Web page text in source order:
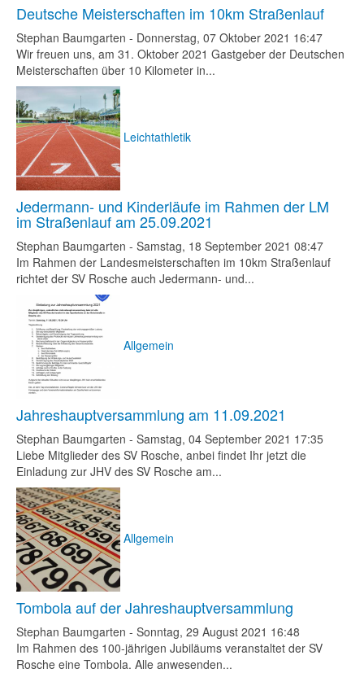
Deutsche Meisterschaften im 10km Straßenlauf
Stephan Baumgarten - Donnerstag, 07 Oktober 2021 16:47
Wir freuen uns, am 31. Oktober 2021 Gastgeber der Deutschen
Meisterschaften über 10 Kilometer in...
Leichtathletik
Jedermann- und Kinderläufe im Rahmen der LM
im Straßenlauf am 25.09.2021
Stephan Baumgarten - Samstag, 18 September 2021 08:47
Im Rahmen der Landesmeisterschaften im 10km Straßenlauf
richtet der SV Rosche auch Jedermann- und...
Allgemein
Jahreshauptversammlung am 11.09.2021
Stephan Baumgarten - Samstag, 04 September 2021 17:35
Liebe Mitglieder des SV Rosche, anbei findet Ihr jetzt die
Einladung zur JHV des SV Rosche am...
Allgemein
Tombola auf der Jahreshauptversammlung
Stephan Baumgarten - Sonntag, 29 August 2021 16:48
Im Rahmen des 100-jährigen Jubiläums veranstaltet der SV
Rosche eine Tombola. Alle anwesenden...